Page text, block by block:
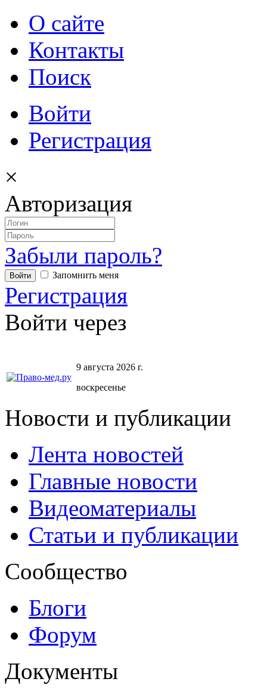
О сайте
Контакты
Поиск
Войти
Регистрация
×
Авторизация
Забыли пароль?
Запомнить меня
Регистрация
Войти через
9 августа 2026 г.
воскресенье
Новости и публикации
Лента новостей
Главные новости
Видеоматериалы
Статьи и публикации
Сообщество
Блоги
Форум
Документы